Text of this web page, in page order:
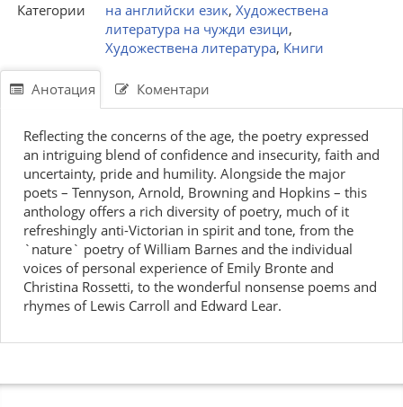
Категории
на английски език, Художествена
литература на чужди езици,
Художествена литература, Книги
Анотация Коментари
Reflecting the concerns of the age, the poetry expressed
an intriguing blend of confidence and insecurity, faith and
uncertainty, pride and humility. Alongside the major
poets – Tennyson, Arnold, Browning and Hopkins – this
anthology offers a rich diversity of poetry, much of it
refreshingly anti-Victorian in spirit and tone, from the
`nature` poetry of William Barnes and the individual
voices of personal experience of Emily Bronte and
Christina Rossetti, to the wonderful nonsense poems and
rhymes of Lewis Carroll and Edward Lear.